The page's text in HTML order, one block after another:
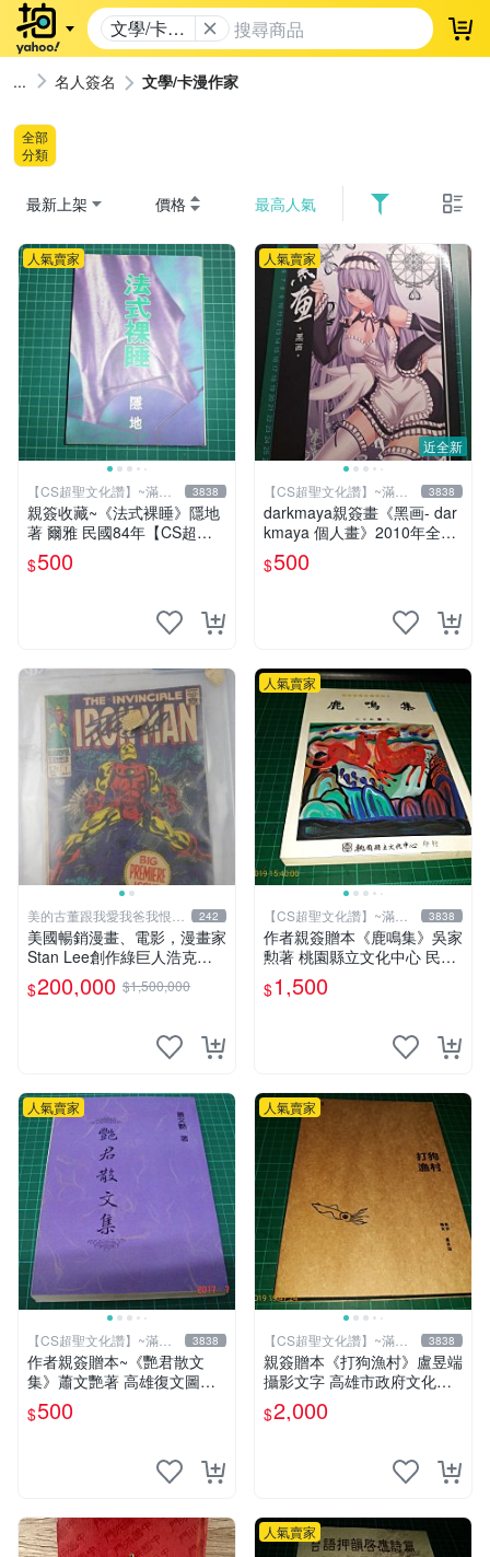
文學/卡漫
作家
登
名人簽名 文學/卡漫作家
全部
分類
最新上架 價格 最高人氣
人氣賣家
【CS超聖文化讚】~滿千
元送運
3838
親簽收藏~《法式裸睡》隱地
著 爾雅 民國84年【CS超聖
文化2讚】
$500
近全新
人氣賣家
【CS超聖文化讚】~滿千
元送運
3838
darkmaya親簽畫《黑画- dar
kmaya 個人畫》2010年全彩
【CS超聖文化讚】
$500
美的古董跟我愛我爸我恨壞
人
242
美國暢銷漫畫、電影，漫畫家
Stan Lee創作綠巨人浩克、
蜘蛛人、X戰警、鋼鐵人，鋼
鐵人是世界最有錢總裁拯救國
8鋼鐵人第一集簽名漫畫
$200,000 $1,500,000
人氣賣家
【CS超聖文化讚】~滿千
元送運
3838
作者親簽贈本《鹿鳴集》吳家
勲著 桃園縣立文化中心 民國
85年初版 8成新 【CS超聖文
化讚】
$1,500
人氣賣家
【CS超聖文化讚】~滿千
元送運
3838
作者親簽贈本~《艷君散文
集》蕭文艷著 高雄復文圖書
1997年修訂版 【CS超聖文化
讚】
$500
人氣賣家
【CS超聖文化讚】~滿千
元送運
3838
親簽贈本《打狗漁村》盧昱端
攝影文字 高雄市政府文化局
2013年初版 【CS超聖文化
讚】
$2,000
人氣賣家